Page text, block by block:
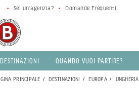
DESTINAZIONI QUANDO VUOI PARTIRE?
Sei un'agenzia? Domande Frequenti
PRINCIPALE DESTINAZIONI EUROPA UNGHERIA